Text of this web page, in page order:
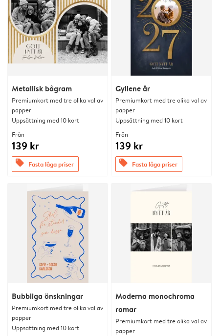
Metallisk bågram
Premiumkort med tre olika val av
papper
Uppsättning med 10 kort
Från
139 kr
offers Fasta låga priser
Gyllene år
Premiumkort med tre olika val av
papper
Uppsättning med 10 kort
Från
139 kr
offers Fasta låga priser
Bubbliga önskningar
Premiumkort med tre olika val av
papper
Uppsättning med 10 kort
Moderna monochroma
ramar
Premiumkort med tre olika val av
papper